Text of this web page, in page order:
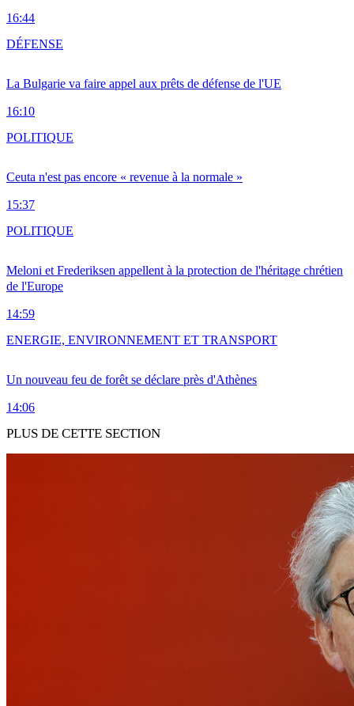
16:44
La Bulgarie va faire appel aux prêts de défense de l'UE
16:10
DÉFENSE
Ceuta n'est pas encore « revenue à la normale »
15:37
POLITIQUE
Meloni et Frederiksen appellent à la protection de l'héritage chrétien
de l'Europe
14:59
POLITIQUE
Un nouveau feu de forêt se déclare près d'Athènes
14:06
ENERGIE, ENVIRONNEMENT ET TRANSPORT
PLUS DE CETTE SECTION